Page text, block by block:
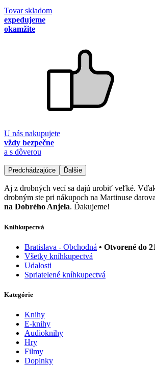
Tovar skladom
expedujeme
okamžite
U nás nakupujete
vždy bezpečne
a s dôverou
Predchádzajúce Ďalšie
Aj z drobných vecí sa dajú urobiť veľké.
drobným ste pri nákupoch na Martinuse
na Dobrého Anjela. Ďakujeme!
Kníhkupectvá
Bratislava - Obchodná • Otvorené do
Všetky kníhkupectvá
Udalosti
Spriatelené kníhkupectvá
Kategórie
Knihy
E-knihy
Audioknihy
Hry
Filmy
Doplnky